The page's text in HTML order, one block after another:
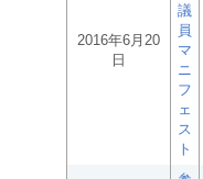
2016年6月20
日
議
員
マ
ニ
フ
ェ
ス
ト